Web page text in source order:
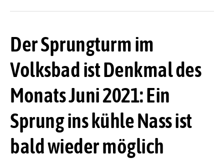
Der Sprungturm im
Volksbad ist Denkmal des
Monats Juni 2021: Ein
Sprung ins kühle Nass ist
bald wieder möglich